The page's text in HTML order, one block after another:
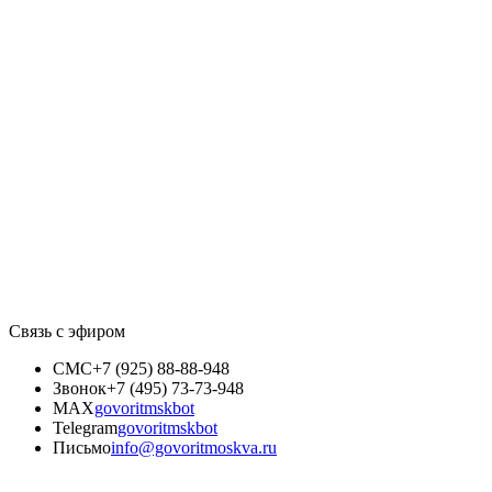
Связь с эфиром
СМС+7 (925) 88-88-948
Звонок+7 (495) 73-73-948
MAXgovoritmskbot
Telegramgovoritmskbot
Письмоinfo@govoritmoskva.ru